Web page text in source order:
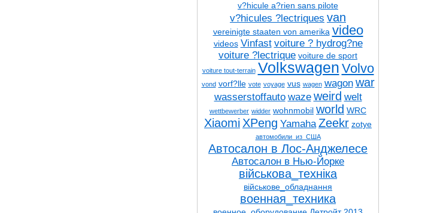
v?hicule a?rien sans pilote
v?hicules ?lectriques van
vereinigte staaten von amerika video
videos Vinfast voiture ? hydrog?ne
voiture ?lectrique voiture de sport
voiture tout-terrain Volkswagen Volvo
vond vorf?lle vote voyage vus wagen wagon war
wasserstoffauto waze weird welt
wettbewerber widder wohnmobil world WRC
Xiaomi XPeng Yamaha Zeekr zotye
автомобили_из_США
Автосалон в Лос-Анджелесе
Автосалон в Нью-Йорке
військова_техніка
військове_обладнання
военная_техника